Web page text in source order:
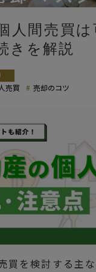
人間売買
きを解説
売買 売却のコツ
買を検討する主